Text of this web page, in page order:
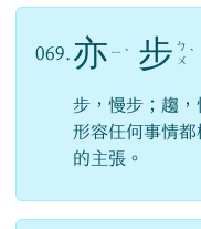
069. 亦 ㄧ ˋ 步 ㄅ
ㄨ ˋ
步，慢步；趨
形容任何事情
的主張。